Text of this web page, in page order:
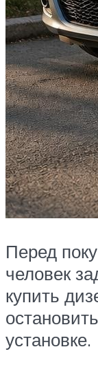
Перед
человек
купить
установке.